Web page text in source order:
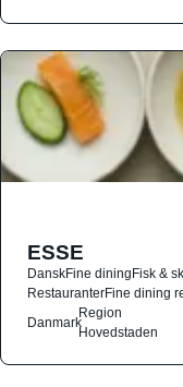
ESSE
DanskFine diningFisk &
RestauranterFine dining
Danmark
Region
Hovedstaden